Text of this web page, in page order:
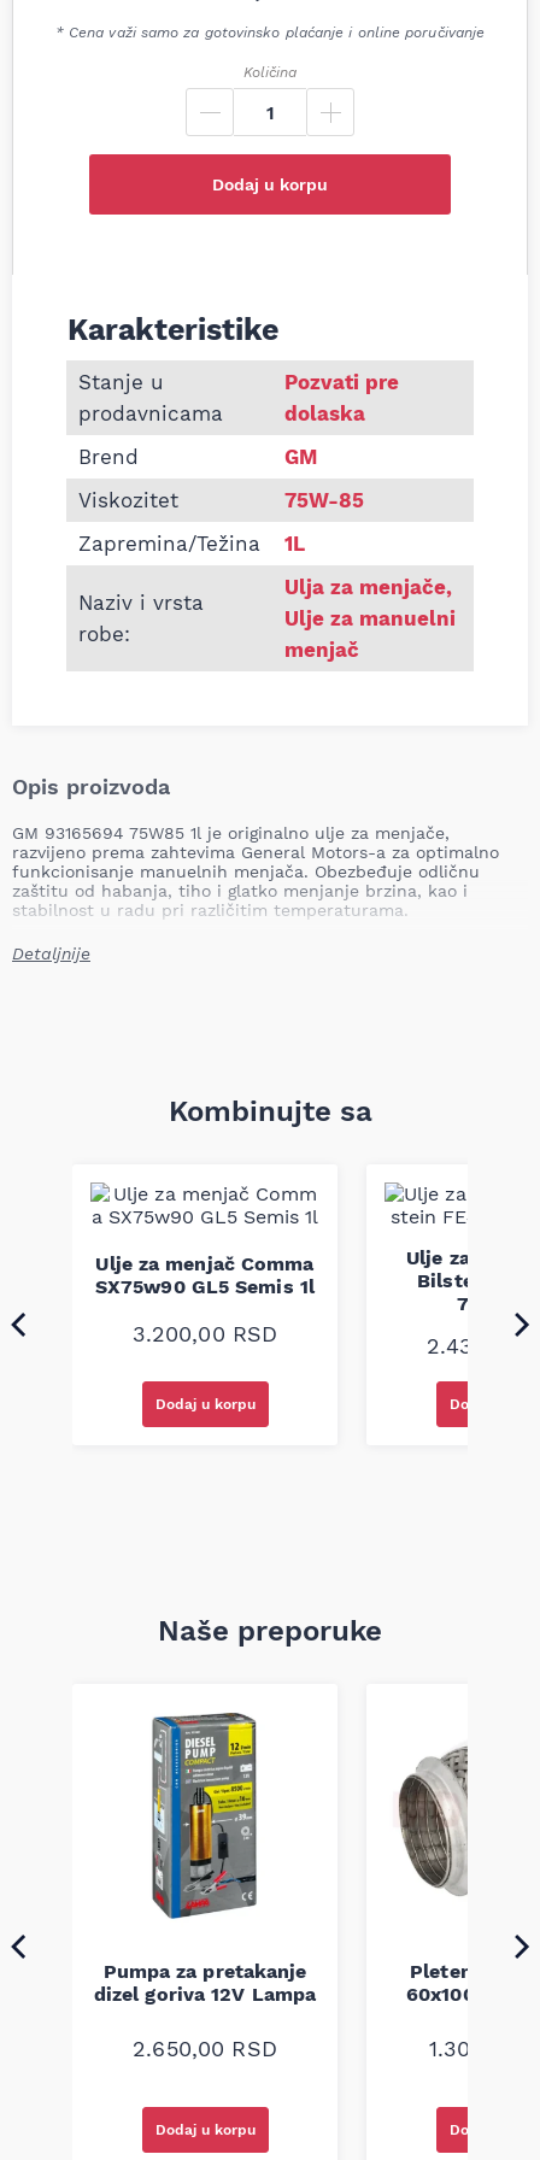
* Cena važi samo za gotovinsko plaćanje i online poručivanje
Količina
Dodaj u korpu
Informacije o Ulje za menjač GM 93165694 75w85
Karakteristike
Stanje u
prodavnicama
Pozvati pre
dolaska
Brend
GM
Viskozitet
75W-85
Zapremina/Težina
1L
Naziv i vrsta
robe:
Ulja za menjače,
Ulje za manuelni
menjač
Opis proizvoda
GM 93165694 75W85 1l je originalno ulje za menjače,
razvijeno prema zahtevima General Motors-a za optimalno
funkcionisanje manuelnih menjača. Obezbeđuje odličnu
zaštitu od habanja, tiho i glatko menjanje brzina, kao i
stabilnost u radu pri različitim temperaturama.
Vrsta ulja:
Viskozitet:
Detaljnije
Kombinujte sa
Ulje za menjač Comma
SX75w90 GL5 Semis 1l
3.200,00 RSD
Dodaj u korpu
Ulje za
Bilstein
75w85 1l
2.430,00
Dodaj u
Naše preporuke
Pumpa za pretakanje
dizel goriva 12V Lampa
2.650,00 RSD
Dodaj u korpu
Pletenica
60x100
1.300,00
Dodaj u